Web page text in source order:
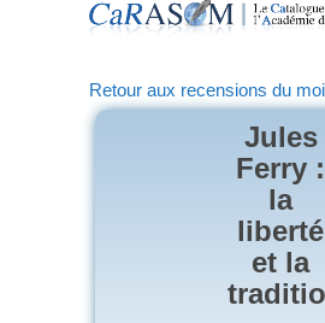
Retour aux recensions du
Jules
Ferry :
la
liberté
et la